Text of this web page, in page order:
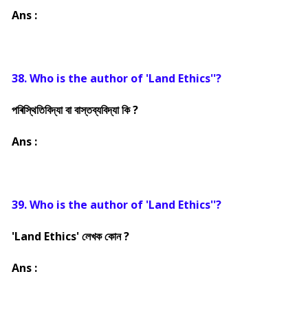
Ans :
38. Who is the author of 'Land Ethics''?
পৰিস্থিতিবিদ্যা বা বাস্তব্যবিদ্যা কি ?
Ans :
39. Who is the author of 'Land Ethics''?
'Land Ethics' লেখক কোন ?
Ans :